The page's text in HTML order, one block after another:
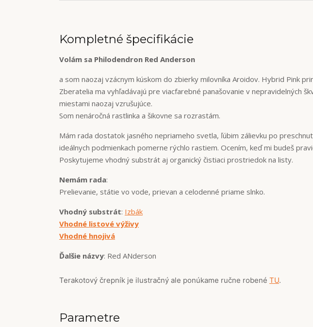
Kompletné špecifikácie
Volám sa Philodendron Red Anderson
a som naozaj vzácnym kúskom do zbierky milovníka Aroidov. Hybrid Pink
Zberatelia ma vyhľadávajú pre viacfarebné panašovanie v nepravidelných
miestami naozaj vzrušujúce.
Som nenáročná rastlinka a šikovne sa rozrastám.
Mám rada dostatok jasného nepriameho svetla, ľúbim zálievku po
ideálnych podmienkach pomerne rýchlo rastiem. Ocením, keď mi budeš
Poskytujeme vhodný substrát aj organický čistiaci prostriedok na listy.
Nemám rada:
Prelievanie, státie vo vode, prievan a celodenné priame slnko.
Vhodný substrát: Izbák
Vhodné listové výživy
Vhodné hnojivá
Ďalšie názvy: Red ANderson
Terakotový črepník je ilustračný ale ponúkame ručne robené TU.
Parametre